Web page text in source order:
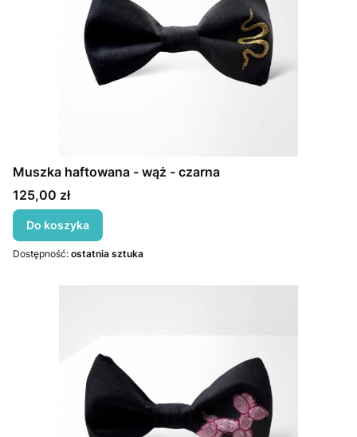
Muszka haftowana - wąż - czarna
Cena
125,00 zł
Do koszyka
Dostępność: ostatnia sztuka